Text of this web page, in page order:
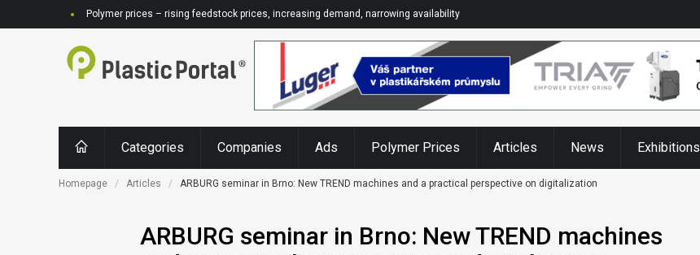
Polymer prices – rising feedstock prices, increasing demand, narrowing availability
Categories Companies Ads Polymer Prices Articles News Exhibitions
Homepage Articles ARBURG seminar in Brno: New TREND machines and a practical perspective on digitalization
ARBURG seminar in Brno: New TREND machines